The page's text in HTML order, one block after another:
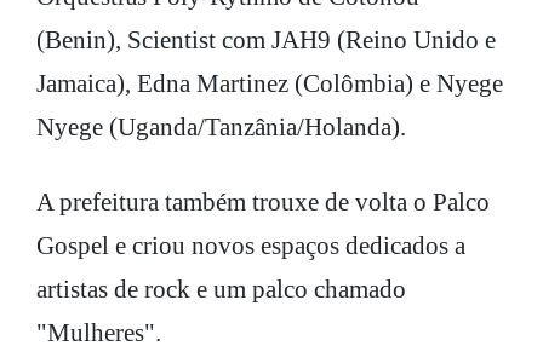
(Benin), Scientist com JAH9 (Reino Unido e
Jamaica), Edna Martinez (Colômbia) e Nyege
Nyege (Uganda/Tanzânia/Holanda).
A prefeitura também trouxe de volta o Palco
Gospel e criou novos espaços dedicados a
artistas de rock e um palco chamado
"Mulheres".